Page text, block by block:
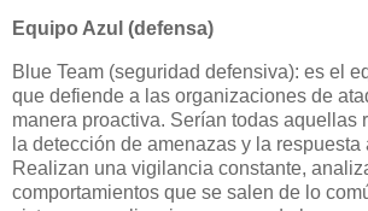
Equipo Azul (defensa)
Blue Team (seguridad defensiva): es el
que defiende a las organizaciones de
manera proactiva. Serían todas aquellas
la detección de amenazas y la respuesta
Realizan una vigilancia constante,
comportamientos que se salen de lo